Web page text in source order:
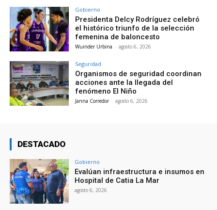
Gobierno
Presidenta Delcy Rodríguez celebró
el histórico triunfo de la selección
femenina de baloncesto
Wuinder Urbina - agosto 6, 2026
Seguridad
Organismos de seguridad coordinan
acciones ante la llegada del
fenómeno El Niño
Janna Corredor - agosto 6, 2026
DESTACADO
Gobierno
Evalúan infraestructura e insumos en
Hospital de Catia La Mar
agosto 6, 2026